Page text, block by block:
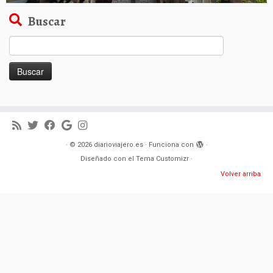
Buscar
· © 2026 diarioviajero.es· Funciona con
·
Diseñado con el Tema Customizr ·
Volver arriba